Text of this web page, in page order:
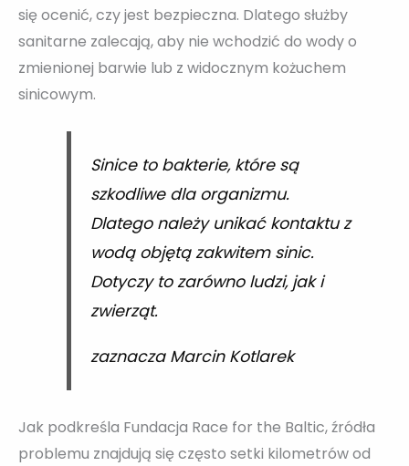
się ocenić, czy jest bezpieczna. Dlatego służby
sanitarne zalecają, aby nie wchodzić do wody o
zmienionej barwie lub z widocznym kożuchem
sinicowym.
Sinice to bakterie, które są
szkodliwe dla organizmu.
Dlatego należy unikać kontaktu z
wodą objętą zakwitem sinic.
Dotyczy to zarówno ludzi, jak i
zwierząt.
zaznacza Marcin Kotlarek
Jak podkreśla Fundacja Race for the Baltic, źródła
problemu znajdują się często setki kilometrów od